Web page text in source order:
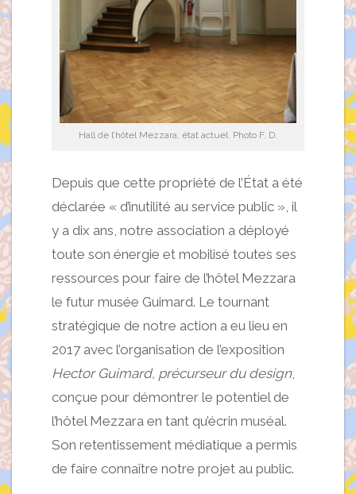
Hall de l’hôtel Mezzara, état actuel. Photo F. D.
Depuis que cette propriété de l’État a été
déclarée « d’inutilité au service public », il
y a dix ans, notre association a déployé
toute son énergie et mobilisé toutes ses
ressources pour faire de l’hôtel Mezzara
le futur musée Guimard. Le tournant
stratégique de notre action a eu lieu en
2017 avec l’organisation de l’exposition
Hector Guimard, précurseur du design,
conçue pour démontrer le potentiel de
l’hôtel Mezzara en tant qu’écrin muséal.
Son retentissement médiatique a permis
de faire connaître notre projet au public.